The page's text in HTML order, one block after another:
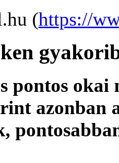
(https://
pontos okai
azonban